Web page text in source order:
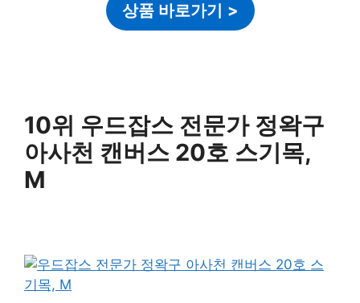
상품 바로가기 >
10위 우드잡스 전문가 정왁구
아사천 캔버스 20호 스기목,
M